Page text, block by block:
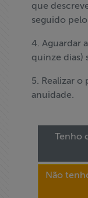
que
seguido
4. Aguardar
quinze dias)
5. Realizar
anuidade.
Tenho
Não